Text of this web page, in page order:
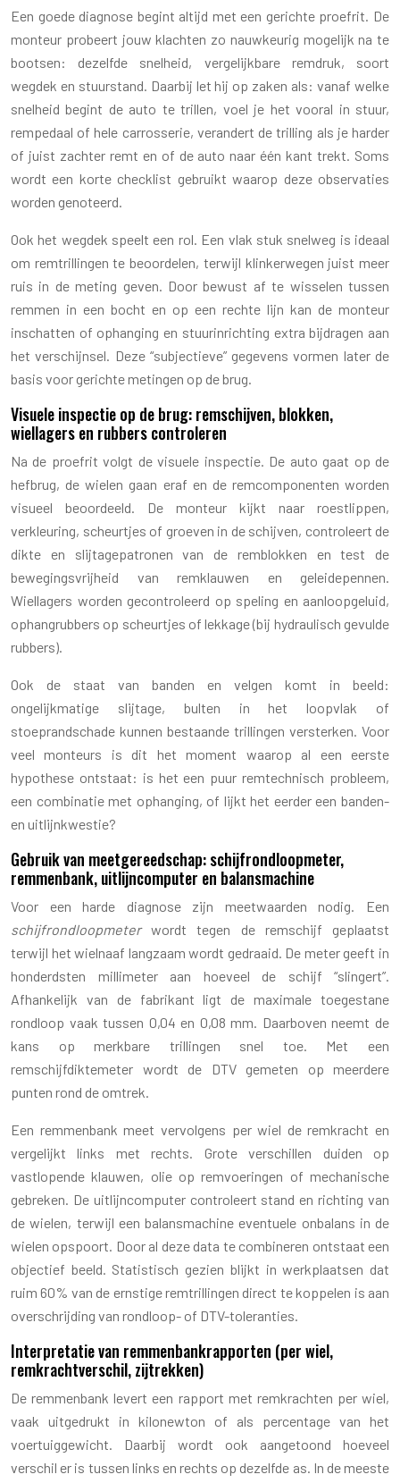
Een goede diagnose begint altijd met een gerichte proefrit. De
monteur probeert jouw klachten zo nauwkeurig mogelijk na te
bootsen: dezelfde snelheid, vergelijkbare remdruk, soort
wegdek en stuurstand. Daarbij let hij op zaken als: vanaf welke
snelheid begint de auto te trillen, voel je het vooral in stuur,
rempedaal of hele carrosserie, verandert de trilling als je harder
of juist zachter remt en of de auto naar één kant trekt. Soms
wordt een korte checklist gebruikt waarop deze observaties
worden genoteerd.
Ook het wegdek speelt een rol. Een vlak stuk snelweg is ideaal
om remtrillingen te beoordelen, terwijl klinkerwegen juist meer
ruis in de meting geven. Door bewust af te wisselen tussen
remmen in een bocht en op een rechte lijn kan de monteur
inschatten of ophanging en stuurinrichting extra bijdragen aan
het verschijnsel. Deze “subjectieve” gegevens vormen later de
basis voor gerichte metingen op de brug.
Visuele inspectie op de brug: remschijven, blokken,
wiellagers en rubbers controleren
Na de proefrit volgt de visuele inspectie. De auto gaat op de
hefbrug, de wielen gaan eraf en de remcomponenten worden
visueel beoordeeld. De monteur kijkt naar roestlippen,
verkleuring, scheurtjes of groeven in de schijven, controleert de
dikte en slijtagepatronen van de remblokken en test de
bewegingsvrijheid van remklauwen en geleidepennen.
Wiellagers worden gecontroleerd op speling en aanloopgeluid,
ophangrubbers op scheurtjes of lekkage (bij hydraulisch gevulde
rubbers).
Ook de staat van banden en velgen komt in beeld:
ongelijkmatige slijtage, bulten in het loopvlak of
stoeprandschade kunnen bestaande trillingen versterken. Voor
veel monteurs is dit het moment waarop al een eerste
hypothese ontstaat: is het een puur remtechnisch probleem,
een combinatie met ophanging, of lijkt het eerder een banden-
en uitlijnkwestie?
Gebruik van meetgereedschap: schijfrondloopmeter,
remmenbank, uitlijncomputer en balansmachine
Voor een harde diagnose zijn meetwaarden nodig. Een
schijfrondloopmeterwordt tegen de remschijf geplaatst
terwijl het wielnaaf langzaam wordt gedraaid. De meter geeft in
honderdsten millimeter aan hoeveel de schijf “slingert”.
Afhankelijk van de fabrikant ligt de maximale toegestane
rondloop vaak tussen 0,04 en 0,08 mm. Daarboven neemt de
kans op merkbare trillingen snel toe. Met een
remschijfdiktemeter wordt de DTV gemeten op meerdere
punten rond de omtrek.
Een remmenbank meet vervolgens per wiel de remkracht en
vergelijkt links met rechts. Grote verschillen duiden op
vastlopende klauwen, olie op remvoeringen of mechanische
gebreken. De uitlijncomputer controleert stand en richting van
de wielen, terwijl een balansmachine eventuele onbalans in de
wielen opspoort. Door al deze data te combineren ontstaat een
objectief beeld. Statistisch gezien blijkt in werkplaatsen dat
ruim 60% van de ernstige remtrillingen direct te koppelen is aan
overschrijding van rondloop- of DTV-toleranties.
Interpretatie van remmenbankrapporten (per wiel,
remkrachtverschil, zijtrekken)
De remmenbank levert een rapport met remkrachten per wiel,
vaak uitgedrukt in kilonewton of als percentage van het
voertuiggewicht. Daarbij wordt ook aangetoond hoeveel
verschil er is tussen links en rechts op dezelfde as. In de meeste